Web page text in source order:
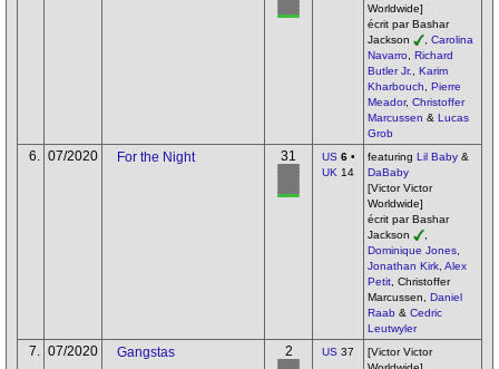
Worldwide]
écrit par Bashar
Jackson
Carolina
Navarro
Richard
Butler Jr.
Karim
Kharbouch
Pierre
Meador, Christoffer
Marcussen & Lucas
Grob
6. 07/2020 For the Night 31 US 6•
UK 14
featuring Lil Baby &
DaBaby
[Victor Victor
Worldwide]
écrit par Bashar
Jackson
Dominique Jones
Jonathan Kirk Alex
Petit , Christoffer
Marcussen, Daniel
Raab & Cedric
Leutwyler
7. 07/2020 Gangstas 2 US 37
[Victor Victor